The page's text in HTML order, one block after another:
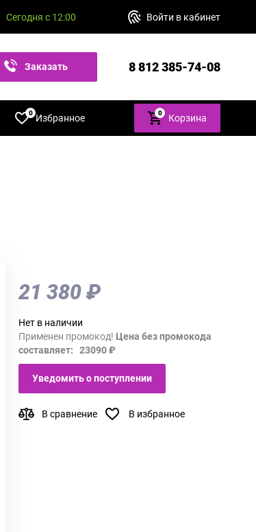
Сегодня с 12:00 Войти в кабинет
Заказать 8 812 385-74-08
Избранное
0 0 Корзина
21 380 ₽
Нет в наличии
Применен промокод! Цена без промокода
составляет: 23090 ₽
Уведомить о поступлении
В сравнение В избранное